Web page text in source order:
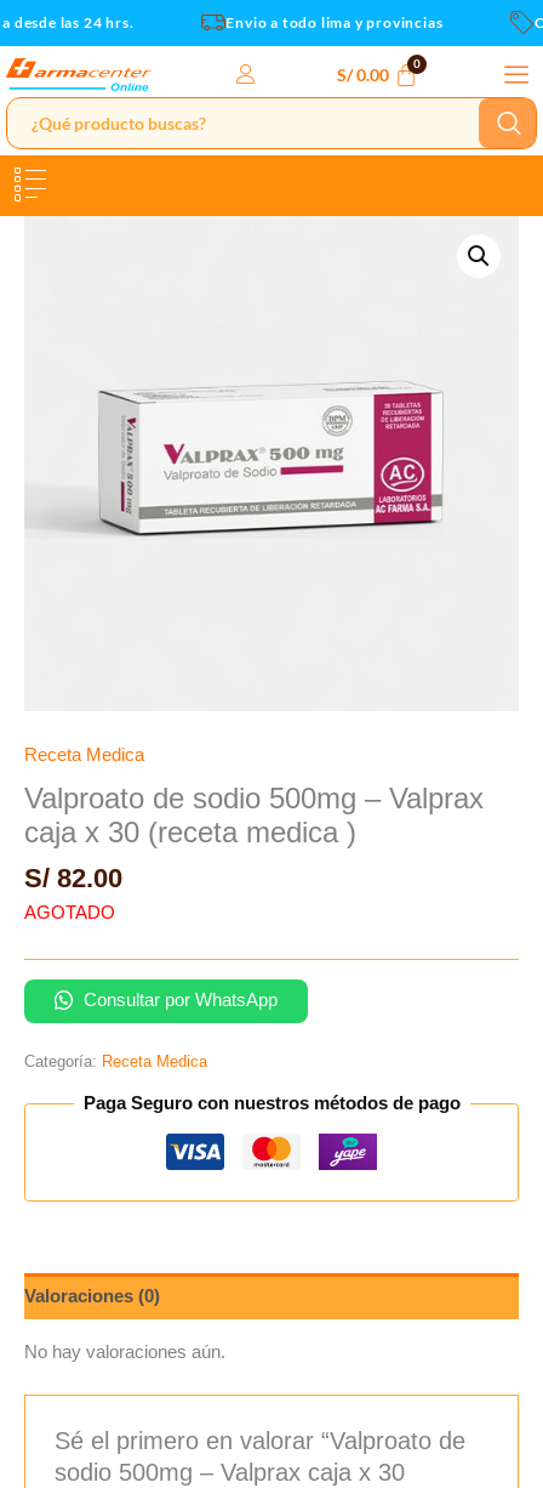
al
contenido
las 24 hrs. Envio a todo lima y provincias
S/0.00
Receta Medica
Valproato de sodio 500mg – Valprax
caja x 30 (receta medica )
S/ 82.00
AGOTADO
Consultar por WhatsApp
Categoría: Receta Medica
Paga Seguro con nuestros métodos de pago
Valoraciones (0)
No hay valoraciones aún.
Sé el primero en valorar “Valproato de
sodio 500mg – Valprax caja x 30